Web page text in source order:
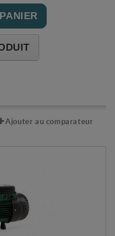
Ajouter au comparateur